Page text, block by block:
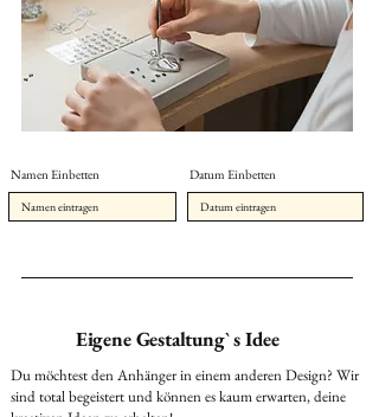
Namen Einbetten Datum Einbetten
Eigene Gestaltung` s Idee
Du möchtest den Anhänger in einem anderen Design? Wir
sind total begeistert und können es kaum erwarten, deine